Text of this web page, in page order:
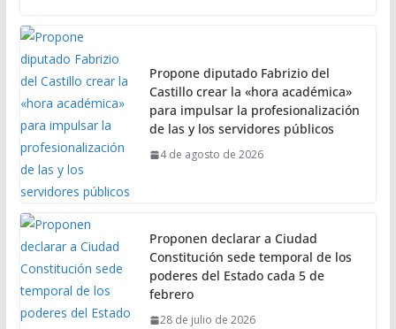
Propone diputado Fabrizio del
Castillo crear la «hora académica»
para impulsar la profesionalización
de las y los servidores públicos
4 de agosto de 2026
Proponen declarar a Ciudad
Constitución sede temporal de los
poderes del Estado cada 5 de
febrero
28 de julio de 2026